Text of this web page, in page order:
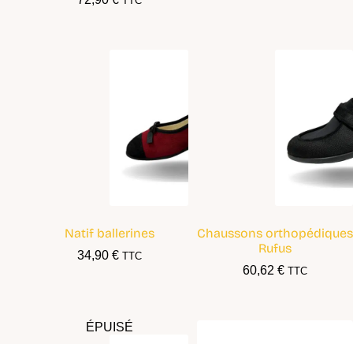
Natif ballerines
34,90€ TTC
Chaussons orthopédiques
Rufus
60,62 € TTC
ÉPUISÉ